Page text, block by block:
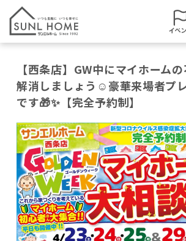
【西条店】GW中にマイホーム
解消しましょう☺豪華来場者プ
です🎁✨【完全予約制】